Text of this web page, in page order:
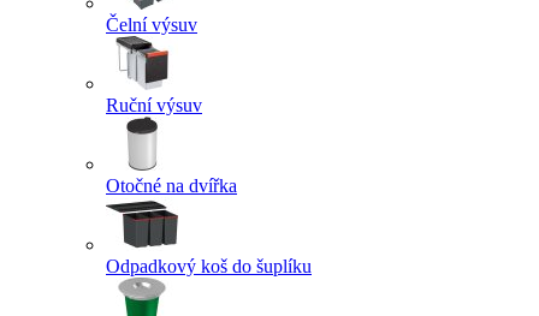
Čelní výsuv
Ruční výsuv
Otočné na dvířka
Odpadkový koš do šuplíku